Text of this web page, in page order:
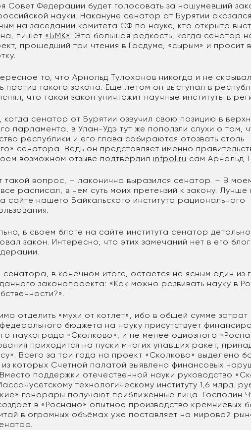
Совет Федерации будет голосовать за нашумевший
науки. Накануне сенатор от Бурятии оказался
на заседании комитета СФ по науке, кто открыто
пишет «БМК»
. Это большая редкость, когда сенатор
прошедший три чтения в Госдуме, «сырым» и просит
то, что Арнольд Тулохонов никогда и не
против такого закона. Еще летом он выступал в
что такой закон уничтожит научные институты в
когда сенатор от Бурятии озвучил свою позицию в
парламента, в Улан-Удэ тут же поползли слухи о том,
республики и его глава собираются отозвать столь
сенатора. Ведь он представляет именно
возможном отзыве подтвердил infpol.ru сам Арнольд
такой вопрос, – лаконично выразился сенатор. – В
расписал, в чем суть моих претензий к закону. Лучше
сайте нашего Байкальского института рационального
в своем блоге на сайте института сенатор детально
закон. Интересно, что этих замечаний нет в его
в конечном итоге, остается не ясным один из
законопроекта: «Как можно развивать науку в
отделить «мухи от котлет», ибо в общей сумме
бюджета на науку присутствует
наукограда «Сколково», и не менее одиозного
приходится на пуски многих упавших ракет,
Всего за три года на проект «Сколково» выделено
из которых Счетной палатой выявлено финансовых
поддержки отечественной науки руководство
технологическому институту 1,6 млрд.
гонорары получают приближенные лица. Господин
в «Роснано» опытное производство кремниевых
в огромных объёмах уже поставляет на мировой